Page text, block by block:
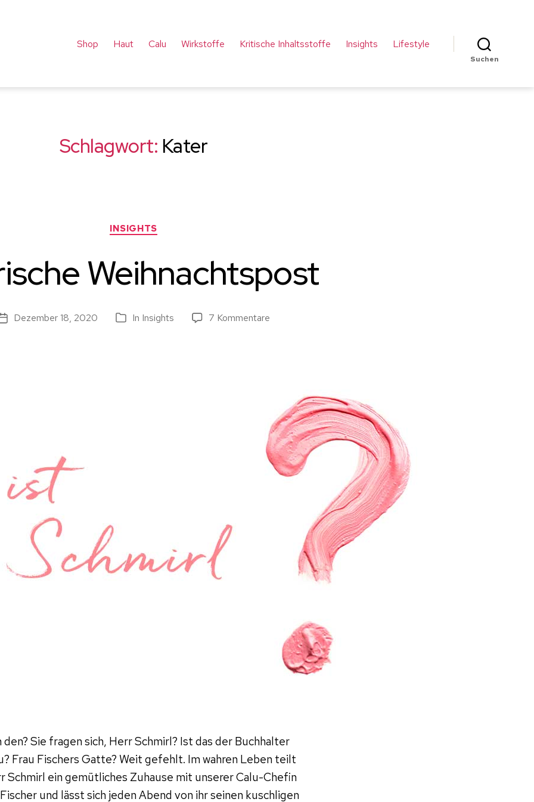
Shop Haut Calu Wirkstoffe Kritische Inhaltsstoffe Insights Lifestyle
Suchen
Schlagwort: Kater
Kategorien
INSIGHTS
Weihnachtspost
Beitragsdatum
Dezember 18, 2020 Kategorien
In Insights 7 Kommentarezu
den? Sie fragen sich, Herr Schmirl? Ist das der Buchhalter
Frau Fischers Gatte? Weit gefehlt. Im wahren Leben teilt
Schmirl ein gemütliches Zuhause mit unserer Calu-Chefin
und lässt sich jeden Abend von ihr seinen kuschligen